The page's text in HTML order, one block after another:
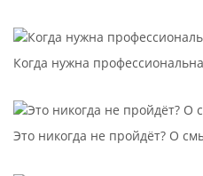
Когда нужна
Это никогда не пройдёт? О